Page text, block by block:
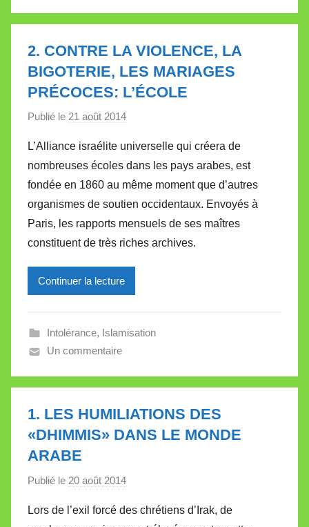
e
2. CONTRE LA VIOLENCE, LA
BIGOTERIE, LES MARIAGES
PRÉCOCES: L’ÉCOLE
Publié le 21 août 2014
r
M
i
r
e
i
e
a
e
t
e
L’Alliance israélite universelle qui créera de
nombreuses écoles dans les pays arabes, est
fondée en 1860 au même moment que d’autres
organismes de soutien occidentaux. Envoyés à
Paris, les rapports mensuels de ses maîtres
constituent de très riches archives.
Continuer la lecture
Intolérance, Islamisation
Un commentaire
1. LES HUMILIATIONS DES
«DHIMMIS» DANS LE MONDE
ARABE
Publié le 20 août 2014
r
Lors de l’exil forcé des chrétiens d’Irak, de